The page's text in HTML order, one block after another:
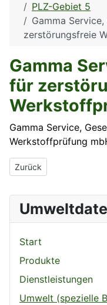
PLZ-Gebiet 5
Gamma
zerstörungsfreie
Gamma
für
Gamma Service,
Werkstoffprüfung
Vorheriger Beitrag: Fuji
Zurück
Start
Produkte
Dienstleistungen
Umwelt (spezielle